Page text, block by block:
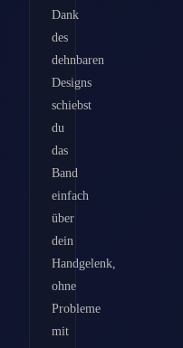
Dank
des
dehnbaren
Designs
schiebst
du
das
Band
einfach
über
dein
Handgelenk,
ohne
Probleme
mit